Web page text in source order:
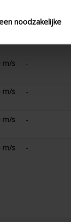
noodzakelijke
m/s
-
m/s
-
m/s
-
m/s
-